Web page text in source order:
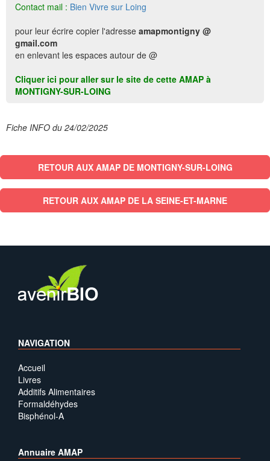
Contact mail : Bien Vivre sur Loing
pour leur écrire copier l'adresse amapmontigny @
gmail.com
en enlevant les espaces autour de @
Cliquer ici pour aller sur le site de cette AMAP à
MONTIGNY-SUR-LOING
Fiche INFO du 24/02/2025
RETOUR AUX AMAP DE MONTIGNY-SUR-LOING
RETOUR AUX AMAP DE LA SEINE-ET-MARNE
NAVIGATION
Accueil
Livres
Additifs Alimentaires
Formaldéhydes
Bisphénol-A
Annuaire AMAP